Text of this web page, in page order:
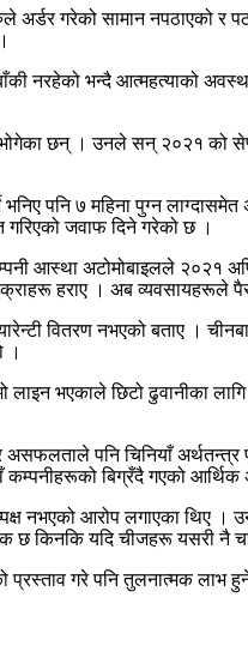
गरेको सामान नपठाएको र
नरहेको भन्दै आत्महत्याको
छन् । उनले सन् २०२१ को
पनि ७ महिना पुग्न
गरिएको जवाफ दिने गरेको छ ।
आस्था अटोमोबाइलले २०२१
हराए । अब व्यवसायहरूले
वितरण नभएको बताए ।
।
लाइन भएकाले छिटो ढुवानीका
पनि चिनियाँ
कम्पनीहरूको बिग्रँदै गएको
नभएको आरोप लगाएका थिए
छ किनकि यदि चीजहरू यसरी नै
गरे पनि तुलनात्मक लाभ